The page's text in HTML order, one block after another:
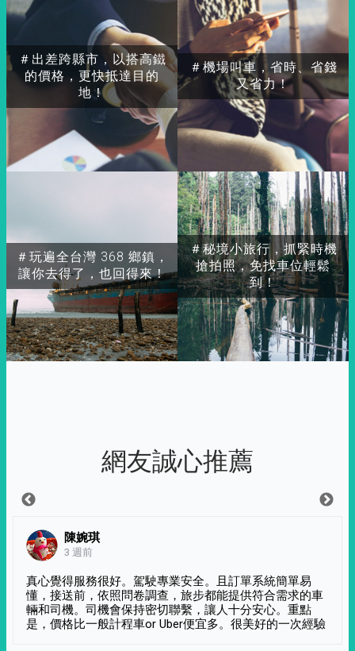
＃出差跨縣市，以搭高鐵
的價格，更快抵達目的
地！
＃玩遍全台灣 368 鄉鎮，
讓你去得了，也回得來！
＃秘境小旅行，抓緊時機
搶拍照，免找車位輕鬆
到！
＃機場叫車，省時、省錢
又省力！
網友誠心推薦
陳婉琪
3 週前
真心覺得服務很好。駕駛專業安全。且訂單系統簡單易
懂，接送前，依照問卷調查，旅步都能提供符合需求的車
輛和司機。司機會保持密切聯繫，讓人十分安心。重點
是，價格比一般計程車or Uber便宜多。很美好的一次經驗